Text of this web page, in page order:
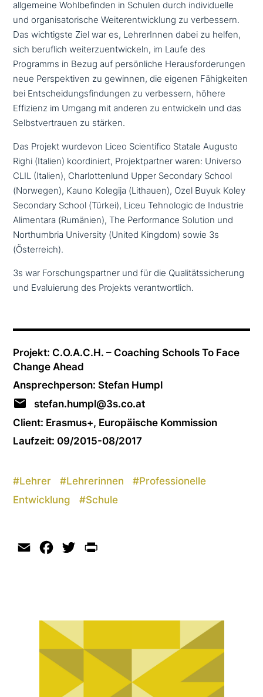
all­ge­mei­ne Wohlbefinden in Schulen durch indi­vi­du­el­le
und orga­ni­sa­to­ri­sche Weiterentwicklung zu ver­bes­sern.
Das wich­tig­ste Ziel war es, LehrerInnen dabei zu helfen,
sich beruflich wei­ter­zu­ent­wickeln, im Laufe des
Programms in Bezug auf per­sön­li­che Herausforderungen
neue Perspektiven zu gewinnen, die eigenen Fähigkeiten
bei Entscheidungsfindungen zu ver­bes­sern, höhere
Effizienz im Umgang mit anderen zu ent­wickeln und das
Selbstvertrauen zu stärken.
Das Projekt wurdevon Liceo Scientifico Statale Augusto
Righi (Italien) koor­di­niert, Projektpartner waren: Universo
CLIL (Italien), Charlottenlund Upper Secondary School
(Norwegen), Kauno Kolegija (Lithauen), Ozel Buyuk Koley
Secondary School (Türkei), Liceu Tehnologic de Industrie
Alimentara (Rumänien), The Performance Solution und
Northumbria University (United Kingdom) sowie 3s
(Österreich).
3s war Forschungspartner und für die Qualitätssicherung
und Evaluierung des Projekts verantwortlich.
Projekt: C.O.A.C.H. – Coaching Schools To Face
Change Ahead
Ansprechperson: Stefan Humpl
stefan.humpl@3s.co.at
Client: Erasmus+, Europäische Kommission
Laufzeit: 09/2015-08/2017
#Lehrer #Lehrerinnen #Professionelle
Entwicklung
#Schule
Email Facebook
Twitter